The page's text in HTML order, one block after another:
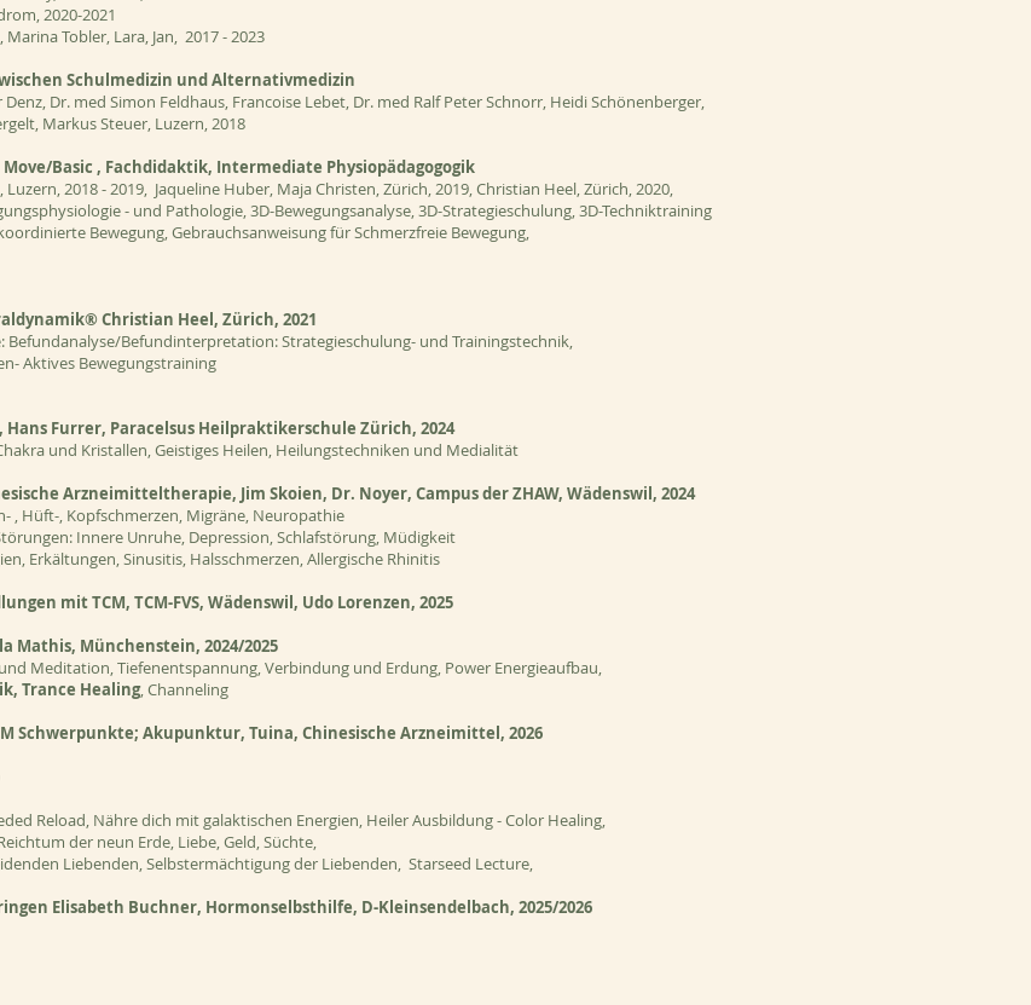
2020-2021
Tobler, Lara, Jan, 2017 - 2023
Schulmedizin und Alternativmedizin
Dr. med Simon Feldhaus, Francoise Lebet, Dr. med Ralf Peter Schnorr, Heidi Schönenberger,
Markus Steuer, Luzern, 2018
Basic , Fachdidaktik, Intermediate Physiopädagogogik
2018 - 2019, Jaqueline Huber, Maja Christen, Zürich, 2019, Christian Heel, Zürich, 2020,
- und Pathologie, 3D-Bewegungsanalyse, 3D-Strategieschulung, 3D-Techniktraining
Bewegung, Gebrauchsanweisung für Schmerzfreie Bewegung,
Christian Heel, Zürich, 2021
Befundanalyse/Befundinterpretation: Strategieschulung- und Trainingstechnik,
Aktives Bewegungstraining
Furrer, Paracelsus Heilpraktikerschule Zürich, 2024
und Kristallen, Geistiges Heilen, Heilungstechniken und Medialität
Arzneimitteltherapie, Jim Skoien, Dr. Noyer, Campusder ZHAW, Wädenswil, 2024
, Hüft-, Kopfschmerzen, Migräne, Neuropathie
Innere Unruhe, Depression, Schlafstörung, Müdigkeit
Erkältungen, Sinusitis, Halsschmerzen, Allergische Rhinitis
mit TCM, TCM-FVS, Wädenswil, Udo Lorenzen, 2025
Mathis, Münchenstein, 2024/2025
Meditation, Tiefenentspannung, Verbindung und Erdung, Power Energieaufbau,
Trance Healing, Channeling
Schwerpunkte; Akupunktur, Tuina, Chinesische Arzneimittel, 2026
Reload, Nähre dich mit galaktischen Energien, Heiler Ausbildung - Color Healing,
der neun Erde, Liebe, Geld, Süchte,
Liebenden, Selbstermächtigung der Liebenden, Starseed Lecture,
Elisabeth Buchner, Hormonselbsthilfe, D-Kleinsendelbach, 2025/2026